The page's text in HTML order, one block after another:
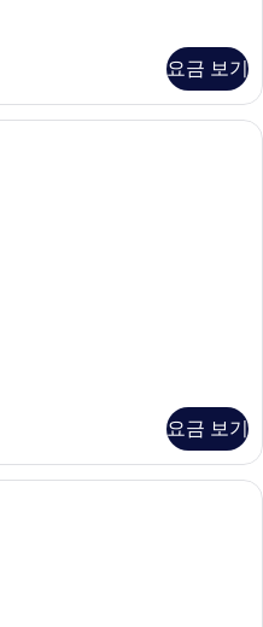
요금 보기
책상, 다리미/다리미판, WiFi, 각각 다
요금 보기